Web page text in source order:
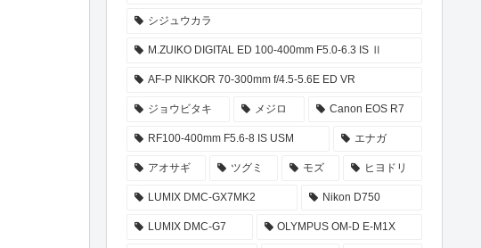
シジュウカラ
M.ZUIKO DIGITAL ED 100-400mm F5.0-6.3 IS Ⅱ
AF-P NIKKOR 70-300mm f/4.5-5.6E ED VR
ジョウビタキ メジロ Canon EOS R7
RF100-400mm F5.6-8 IS USM エナガ
アオサギ ツグミ モズ ヒヨドリ
LUMIX DMC-GX7MK2 Nikon D750
LUMIX DMC-G7 OLYMPUS OM-D E-M1X